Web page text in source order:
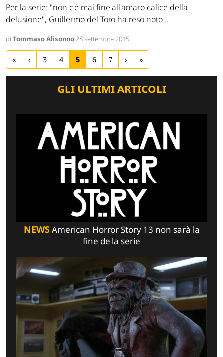
Per la serie: "non c'è mai fine all'amaro calice della
delusione", Guillermo del Toro ha reso noto...
di Tommaso Alisonno28 settembre 2015
« ‹ 3 4 5 6 7 › »
GLI ULTIMI ARTICOLI
NEWSAmerican Horror Story 13 non sarà la
fine della serie